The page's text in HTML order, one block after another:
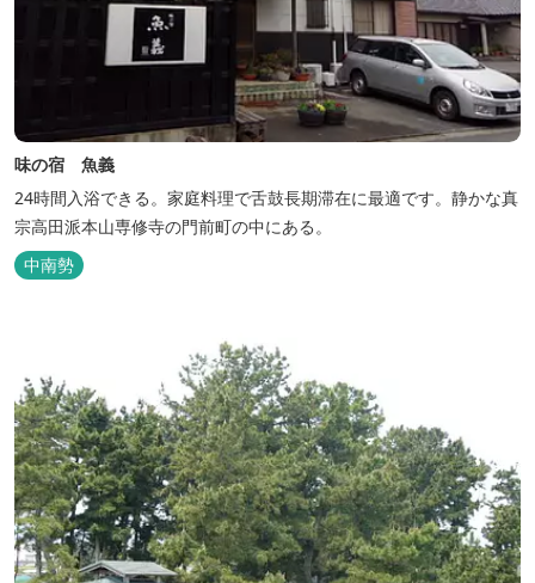
味の宿 魚義
24時間入浴できる。家庭料理で舌鼓長期滞在に最適です。静かな真
宗高田派本山専修寺の門前町の中にある。
中南勢